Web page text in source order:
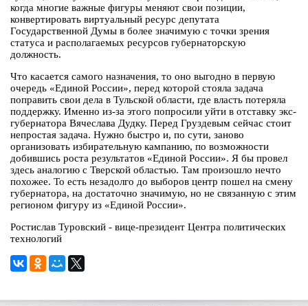
когда многие важные фигуры меняют свои позиции,
конвертировать виртуальный ресурс депутата
Государственной Думы в более значимую с точки зрения
статуса и располагаемых ресурсов губернаторскую
должность.
Что касается самого назначения, то оно выгодно в первую
очередь «Единой России», перед которой стояла задача
поправить свои дела в Тульской области, где власть потеряла
поддержку. Именно из-за этого попросили уйти в отставку экс-
губернатора Вячеслава Дудку. Перед Груздевым сейчас стоит
непростая задача. Нужно быстро и, по сути, заново
организовать избирательную кампанию, по возможности
добившись роста результатов «Единой России». Я бы провел
здесь аналогию с Тверской областью. Там произошло нечто
похожее. То есть незадолго до выборов центр пошел на смену
губернатора, на достаточно значимую, но не связанную с этим
регионом фигуру из «Единой России».
Ростислав Туровский - вице-президент Центра политических
технологий